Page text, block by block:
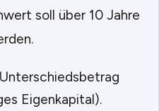
soll über 10 Jahre
Eigenkapital).